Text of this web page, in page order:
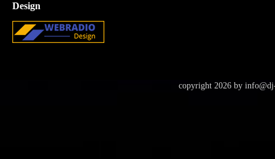
Design
copyright 2026 by